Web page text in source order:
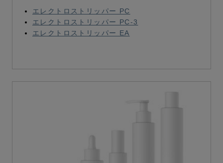
エレクトロストリッパー PC
エレクトロストリッパー PC-3
エレクトロストリッパー EA